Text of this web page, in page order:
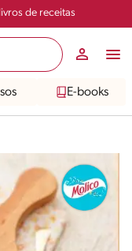
de receitas
E-books
Compartilhar